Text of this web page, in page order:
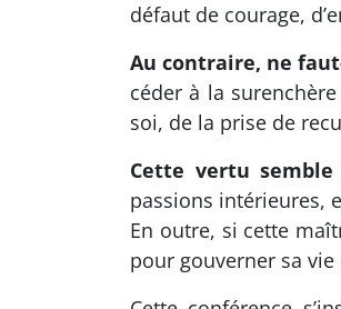
défaut de courage,
Au contraire, ne
céder à la
soi, de la prise de
Cette vertu
passions intérieures,
En outre, si cette
pour gouverner sa